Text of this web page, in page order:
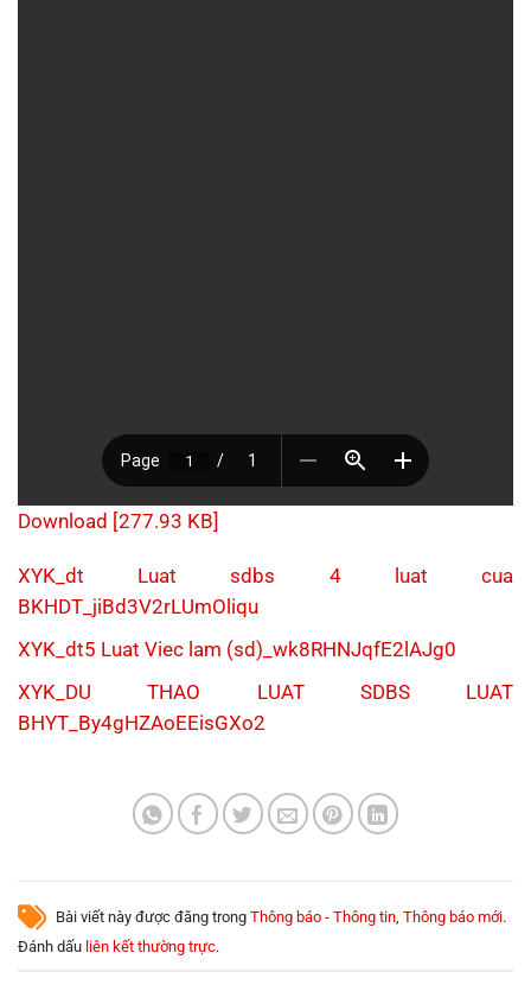
Download [277.93 KB]
XYK_dt Luat sdbs 4 luat cua
BKHDT_jiBd3V2rLUmOliqu
XYK_dt5 Luat Viec lam (sd)_wk8RHNJqfE2lAJg0
XYK_DU THAO LUAT SDBS LUAT
BHYT_By4gHZAoEEisGXo2
Bài viết này được đăng trong Thông báo - Thông tin, Thông báo mới.
Đánh dấu liên kết thường trực.